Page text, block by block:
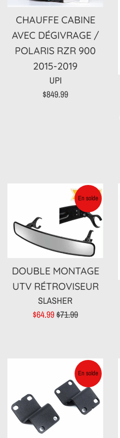
CHAUFFE CABINE
AVEC DÉGIVRAGE /
POLARIS RZR 900
2015-2019
UPI
Prix
$849.99
DOUBLE MONTAGE
UTV RÉTROVISEUR
SLASHER
Prix
$64.99Prix
$71.99
En solde
En solde